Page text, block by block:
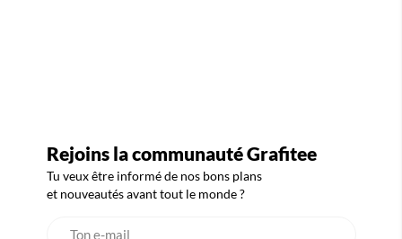
Rejoins la communauté Grafitee
Tu veux être informé de nos bons plans
et nouveautés avant tout le monde ?